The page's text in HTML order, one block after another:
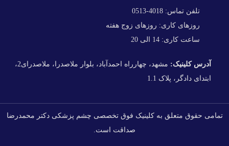
تلفن تماس: 4018-0513
روزهای کاری: روزهای زوج هفته
ساعت کاری: 14 الی 20
آدرس کلینیک:
مشهد، چهارراه احمدآباد، بلوار ملاصدرا، ملاصدرای2،
ابتدای دادگر، پلاک 1.1
تمامی حقوق متعلق به کلینیک فوق تخصصی چشم پزشکی دکتر محمدرضا
صداقت است.